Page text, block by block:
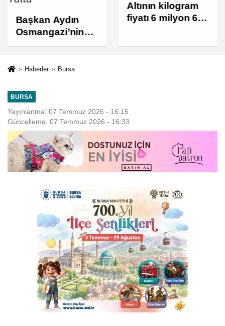
Başkan Aydın
Osmangazi’nin
Nabzını Sahada
Altının kilogram
fiyatı 6 milyon 673
Haberler Bursa
BURSA
Yayınlanma: 07 Temmuz 2026 - 16:15
Güncelleme: 07 Temmuz 2026 - 16:33